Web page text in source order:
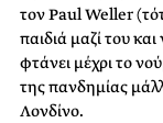
τον Paul Weller
παιδιά μαζί του
φτάνει μέχρι το
της πανδημίας
Λονδίνο.